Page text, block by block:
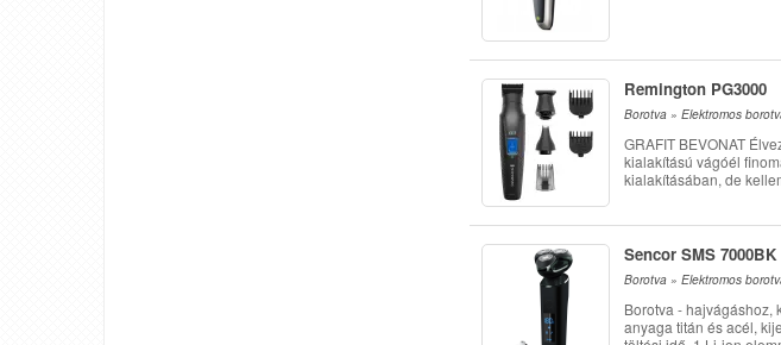
Remington PG3000
Borotva » Elektromos
GRAFIT BEVONAT
kialakítású vágóél
kialakításában, de
Sencor SMS 7000BK
Borotva » Elektromos
Borotva - hajvágáshoz,
anyaga titán és acél,